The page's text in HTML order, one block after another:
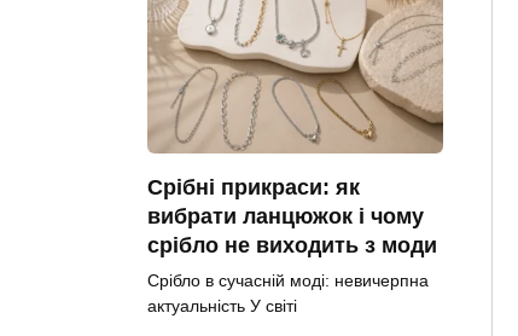
Срібні прикраси: як
вибрати ланцюжок і чому
срібло не виходить з моди
Срібло в сучасній моді: невичерпна
актуальність У світі